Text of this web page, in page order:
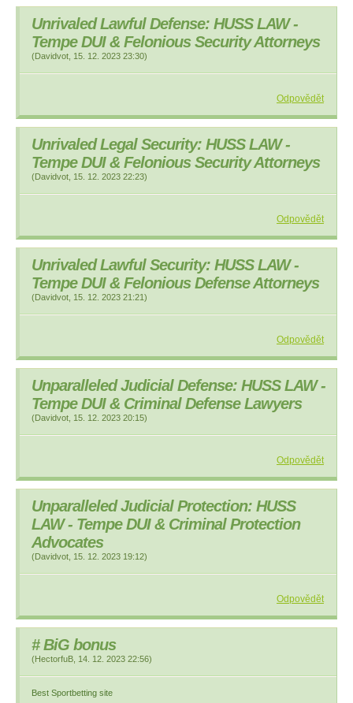
Unrivaled Lawful Defense: HUSS LAW -
Tempe DUI & Felonious Security Attorneys
(Davidvot 15. 12. 2023 23:30)
Odpovědět
Unrivaled Legal Security: HUSS LAW -
Tempe DUI & Felonious Security Attorneys
(Davidvot 15. 12. 2023 22:23)
Odpovědět
Unrivaled Lawful Security: HUSS LAW -
Tempe DUI & Felonious Defense Attorneys
(Davidvot 15. 12. 2023 21:21)
Odpovědět
Unparalleled Judicial Defense: HUSS LAW -
Tempe DUI & Criminal Defense Lawyers
(Davidvot 15. 12. 2023 20:15)
Odpovědět
Unparalleled Judicial Protection: HUSS
LAW - Tempe DUI & Criminal Protection
Advocates
(Davidvot 15. 12. 2023 19:12)
Odpovědět
# BіG bonus
(HectorfuB 14. 12. 2023 22:56)
Best Spоrtbеttіng site